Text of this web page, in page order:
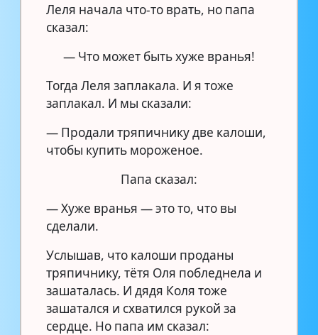
Леля начала что-то врать, но папа
сказал:
— Что может быть хуже вранья!
Тогда Леля заплакала. И я тоже
заплакал. И мы сказали:
— Продали тряпичнику две калоши,
чтобы купить мороженое.
Папа сказал:
— Хуже вранья — это то, что вы
сделали.
Услышав, что калоши проданы
тряпичнику, тётя Оля побледнела и
зашаталась. И дядя Коля тоже
зашатался и схватился рукой за
сердце. Но папа им сказал: